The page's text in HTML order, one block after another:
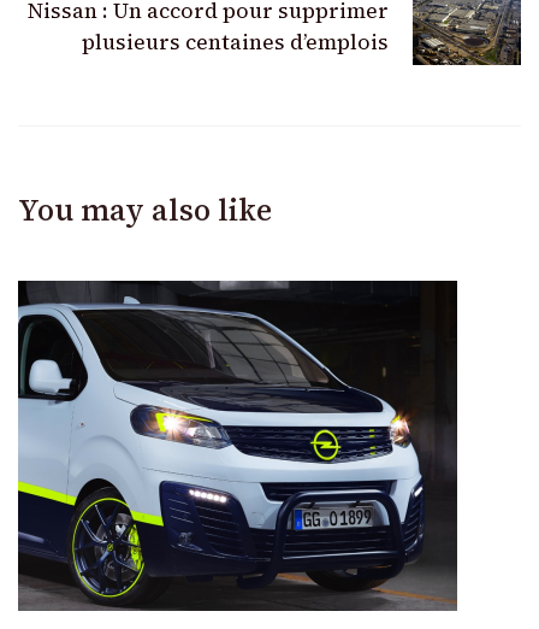
Nissan : Un accord pour supprimer
plusieurs centaines d’emplois
You may also like